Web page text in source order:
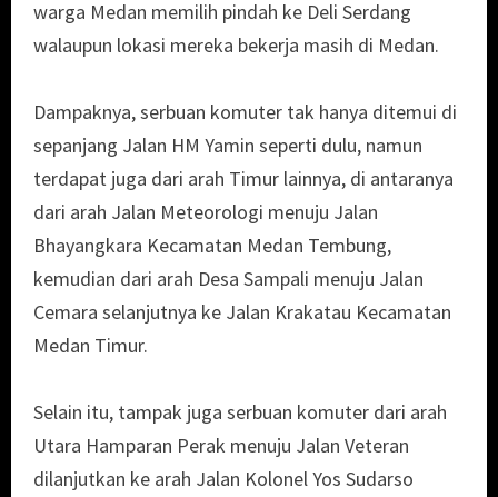
warga Medan memilih pindah ke Deli Serdang
walaupun lokasi mereka bekerja masih di Medan.
Dampaknya, serbuan komuter tak hanya ditemui di
sepanjang Jalan HM Yamin seperti dulu, namun
terdapat juga dari arah Timur lainnya, di antaranya
dari arah Jalan Meteorologi menuju Jalan
Bhayangkara Kecamatan Medan Tembung,
kemudian dari arah Desa Sampali menuju Jalan
Cemara selanjutnya ke Jalan Krakatau Kecamatan
Medan Timur.
Selain itu, tampak juga serbuan komuter dari arah
Utara Hamparan Perak menuju Jalan Veteran
dilanjutkan ke arah Jalan Kolonel Yos Sudarso